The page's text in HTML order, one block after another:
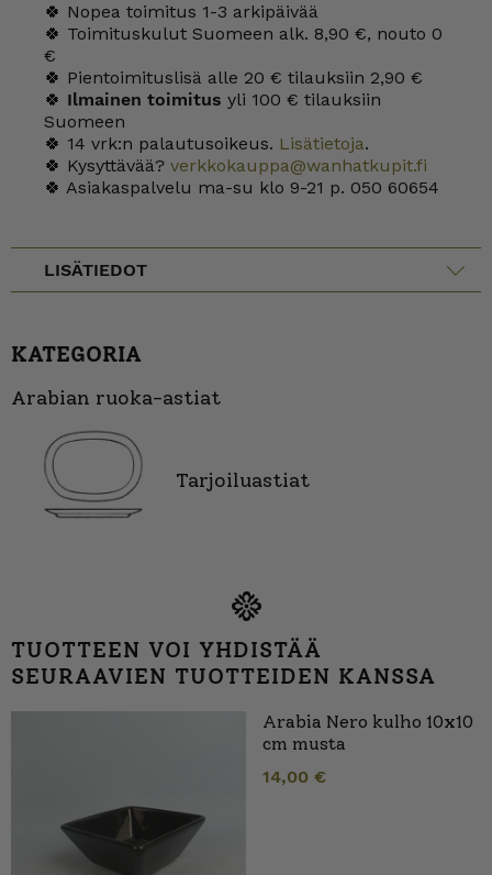
🍀 Nopea toimitus 1-3 arkipäivää
🍀 Toimituskulut Suomeen alk. 8,90 €, nouto 0
€
🍀 Pientoimituslisä alle 20 € tilauksiin 2,90 €
🍀 Ilmainen toimitus yli 100 € tilauksiin
Suomeen
🍀 14 vrk:n palautusoikeus. Lisätietoja.
🍀 Kysyttävää? verkkokauppa@wanhatkupit.fi
🍀 Asiakaspalvelu ma-su klo 9-21 p. 050 60654
LISÄTIEDOT
KATEGORIA
Arabian ruoka-astiat
Tarjoiluastiat
TUOTTEEN VOI YHDISTÄÄ
SEURAAVIEN TUOTTEIDEN KANSSA
Arabia Nero kulho 10x10
cm musta
14,00 €